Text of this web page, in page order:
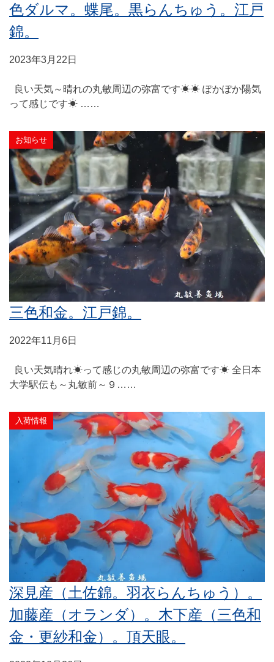
色ダルマ。蝶尾。黒らんちゅう。江戸
錦。
2023年3月22日
良い天気～晴れの丸敏周辺の弥富です☀☀ ぽかぽか陽気
って感じです☀ ……
お知らせ
三色和金。江戸錦。
2022年11月6日
良い天気晴れ☀って感じの丸敏周辺の弥富です☀ 全日本
大学駅伝も～丸敏前～９……
入荷情報
深見産（土佐錦。羽衣らんちゅう）。
加藤産（オランダ）。木下産（三色和
金・更紗和金）。頂天眼。